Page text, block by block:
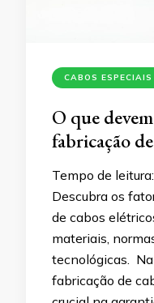
CABOS ESPECIAIS
O que
fabricação
Tempo de leitura:
Descubra os
de cabos
materiais,
tecnológicas.
fabricação de